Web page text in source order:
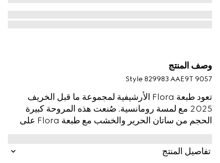
وصف المنتج
Style ‎829983 AAE9T 9057
تعود طبعة Flora الأرشيفية لمجموعة ما قبل الخريف
2025 مع لمسة رومانسية. صُنعت هذه المروحة كبيرة
الحجم من ساتان الحرير والخشب مع طبعة Flora على
تفاصيل المنتج